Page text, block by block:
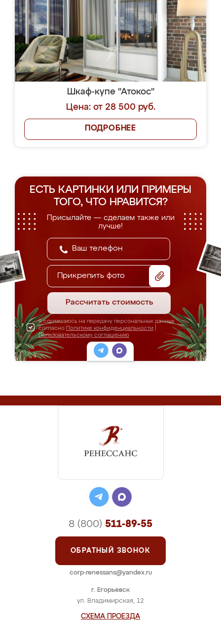
Шкаф-купе "Атокос"
Цена: от 28 500 руб.
ПОДРОБНЕЕ
ЕСТЬ КАРТИНКИ ИЛИ ПРИМЕРЫ
ТОГО, ЧТО НРАВИТСЯ?
Присылайте — сделаем также или
лучше!
Прикрепить фото
Рассчитать стоимость
Я соглашаюсь на передачу персональных данных
согласно Политике конфиденциальности
Пользовательскому соглашению
г. Егорьевск
ул. Владимирская, 12
СХЕМА ПРОЕЗДА
8 (800) 511-89-55
ОБРАТНЫЙ ЗВОНОК
corp-renessans@yandex.ru